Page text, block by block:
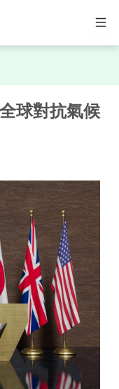
球對抗氣候